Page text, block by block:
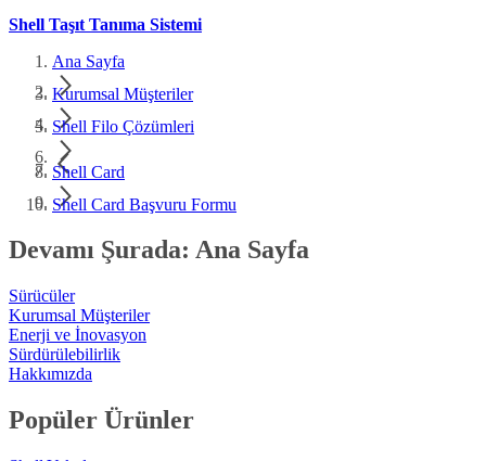
Shell Taşıt Tanıma Sistemi
Ana Sayfa
Kurumsal Müşteriler
Shell Filo Çözümleri
Shell Card
Shell Card Başvuru Formu
Devamı Şurada: Ana Sayfa
Sürücüler
Kurumsal Müşteriler
Enerji ve İnovasyon
Sürdürülebilirlik
Hakkımızda
Popüler Ürünler